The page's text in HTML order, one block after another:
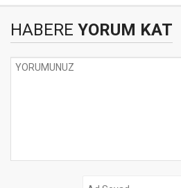
HABERE YORUM KAT